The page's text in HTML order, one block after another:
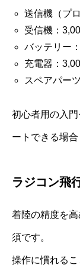
送信機（プ
受信機：
バッテリー
充電器：
スペアパー
初心者用の入
ートできる場合
ラジコン飛
着陸の精度を
須です。
操作に慣れる